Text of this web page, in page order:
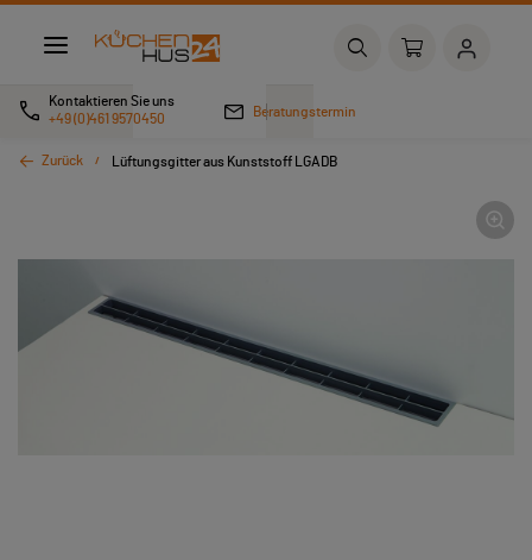
Kontaktieren Sie uns
+49 (0)461 9570450
Beratungstermin
Zurück Lüftungsgitter aus Kunststoff LGADB